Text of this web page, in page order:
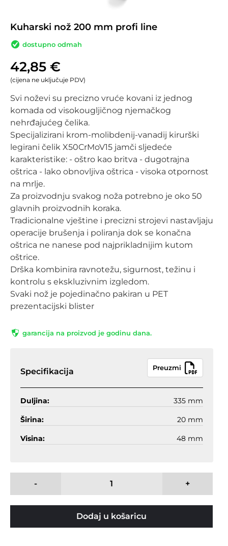
Kuharski nož 200 mm profi line
dostupno odmah
42,85 €
(cijena ne uključuje PDV)
Svi noževi su precizno vruće kovani iz jednog
komada od visokougljičnog njemačkog
nehrđajućeg čelika.
Specijalizirani krom-molibdenij-vanadij kirurški
legirani čelik X50CrMoV15 jamči sljedeće
karakteristike: - oštro kao britva - dugotrajna
oštrica - lako obnovljiva oštrica - visoka otpornost
na mrlje.
Za proizvodnju svakog noža potrebno je oko 50
glavnih proizvodnih koraka.
Tradicionalne vještine i precizni strojevi nastavljaju
operacije brušenja i poliranja dok se konačna
oštrica ne nanese pod najprikladnijim kutom
oštrice.
Drška kombinira ravnotežu, sigurnost, težinu i
kontrolu s ekskluzivnim izgledom.
Svaki nož je pojedinačno pakiran u PET
prezentacijski blister
garancija na proizvod je godinu dana.
Specifikacija Preuzmi
Duljina: 335 mm
Širina: 20 mm
Visina: 48 mm
- +
Dodaj u košaricu